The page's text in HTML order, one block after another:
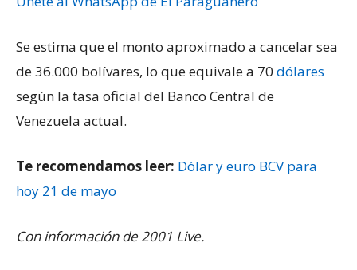
Se estima que el monto aproximado a cancelar sea
de 36.000 bolívares, lo que equivale a 70 dólares
según la tasa oficial del Banco Central de
Venezuela actual.
Te recomendamos leer: Dólar y euro BCV para
hoy 21 de mayo
Con información de 2001 Live.